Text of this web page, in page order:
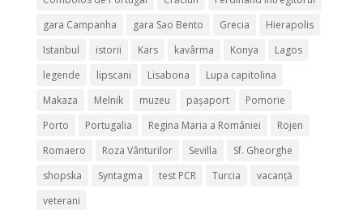
gara Campanha
gara Sao Bento Grecia
Hierapolis
Istanbul
istorii Kars kavârma Konya
Lagos
legende
lipscani Lisabona
Lupa capitolina
Makaza
Melnik muzeu pașaport
Pomorie
Porto
Portugalia Regina Maria a României
Rojen
Romaero
Roza Vânturilor Sevilla
Sf. Gheorghe
shopska
Syntagma test PCR Turcia
vacanță
veterani